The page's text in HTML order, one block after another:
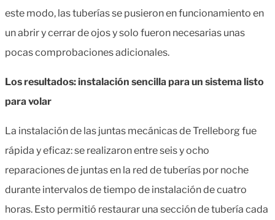
este modo, las tuberías se pusieron en funcionamiento en
un abrir y cerrar de ojos y solo fueron necesarias unas
pocas comprobaciones adicionales.
Los resultados: instalación sencilla para un sistema listo
para volar
La instalación de las juntas mecánicas de Trelleborg fue
rápida y eficaz: se realizaron entre seis y ocho
reparaciones de juntas en la red de tuberías por noche
durante intervalos de tiempo de instalación de cuatro
horas. Esto permitió restaurar una sección de tubería cada